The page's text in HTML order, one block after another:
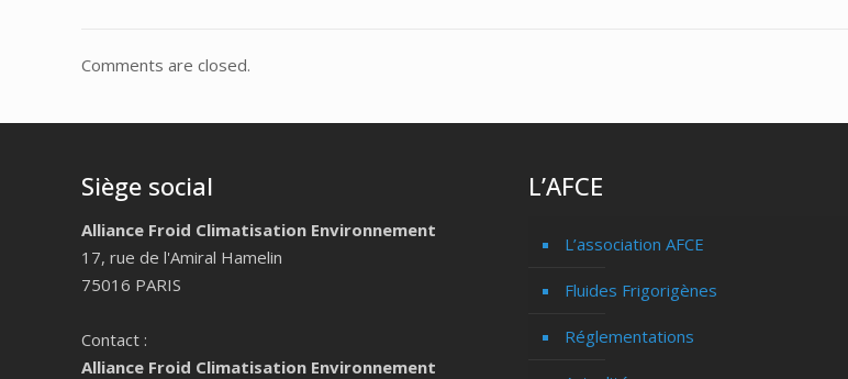
Comments are closed.
Siège social
Alliance Froid Climatisation Environnement
17, rue de l'Amiral Hamelin
75016 PARIS
Contact :
Alliance Froid Climatisation Environnement
L’AFCE
L’association AFCE
Fluides Frigorigènes
Réglementations